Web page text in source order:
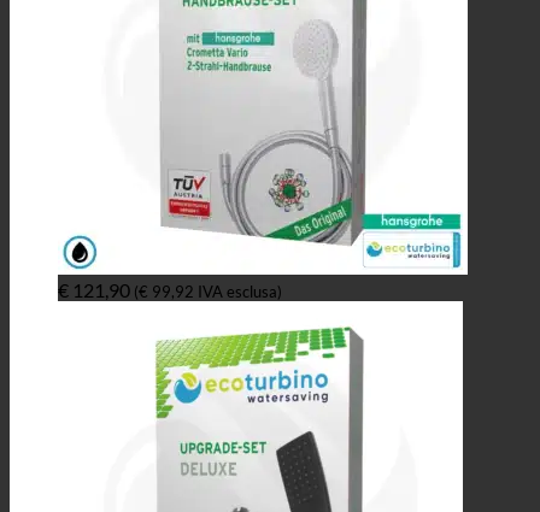
€ 121,90 (€ 99,92 IVA esclusa)